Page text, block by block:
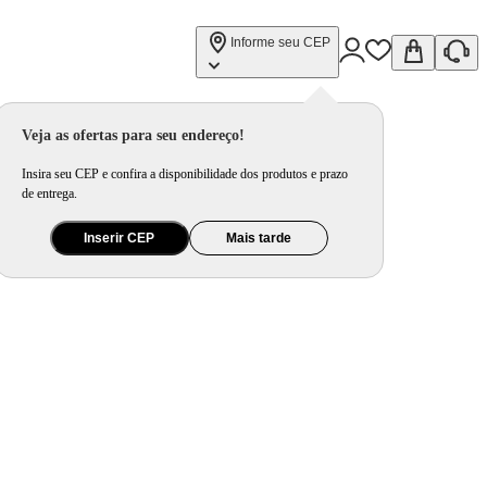
Informe seu CEP
Veja as ofertas para seu endereço!
Insira seu CEP e confira a disponibilidade dos produtos e prazo
de entrega.
Inserir CEP Mais tarde